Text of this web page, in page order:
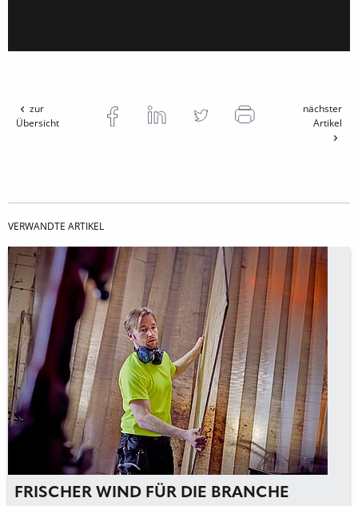
zur
Übersicht
nächster
Artikel
VERWANDTE ARTIKEL
FRISCHER WIND FÜR DIE BRANCHE